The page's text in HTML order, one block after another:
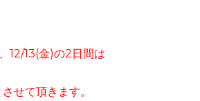
12/13(金)の2日間は
せて頂きます。